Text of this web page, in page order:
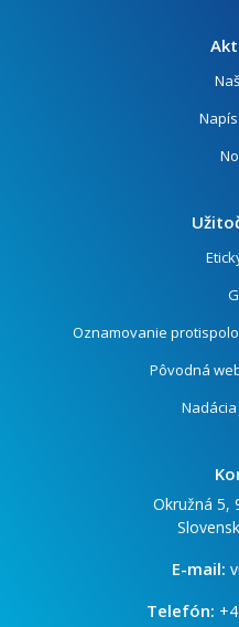
Oznamovanie
Pôvodná
Nadácia
Okružná 5,
E-mail:
Telefón: